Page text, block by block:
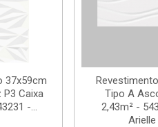
37x59cm
P3 Caixa
-...
Tipo A
2,43m² -
Arielle